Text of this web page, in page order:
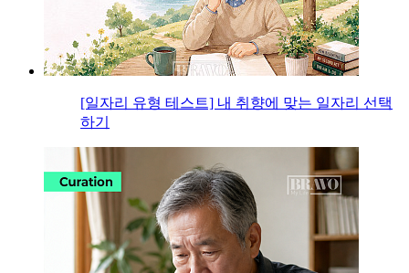
[일자리 유형 테스트] 내 취향에 맞는 일자리 선택
하기